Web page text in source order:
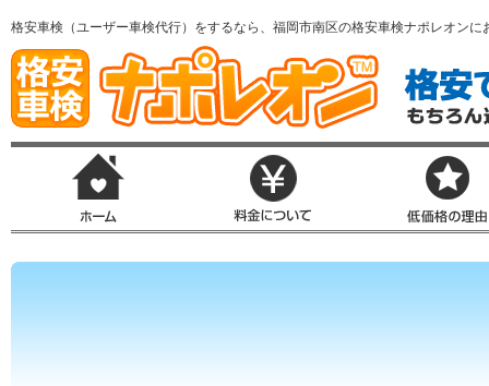
格安車検（ユーザー車検代行）をするなら、福岡市南区の格安車検ナポレオンに